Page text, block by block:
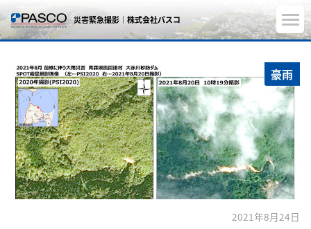
災害緊急撮影｜株式会社パスコ
豪雨
2021年8月24日